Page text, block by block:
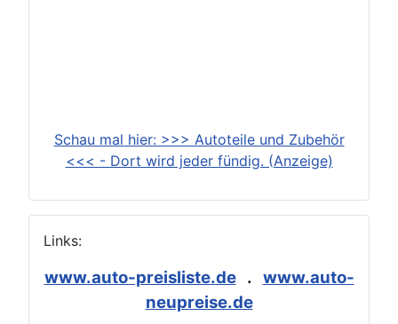
Schau mal hier: >>> Autoteile und Zubehör
<<< - Dort wird jeder fündig. (Anzeige)
Links:
www.auto-preisliste.de. www.auto-
neupreise.de